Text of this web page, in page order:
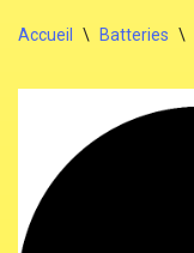
Accueil \ Batteries \